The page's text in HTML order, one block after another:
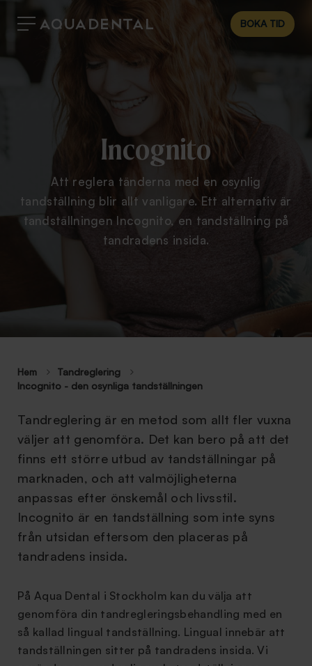
BOKA TID
Incognito
Att reglera tänderna med en osynlig
tandställning blir allt vanligare. Ett alternativ är
tandställningen Incognito, en tandställning på
tandradens insida.
Hem
Tandreglering
Incognito - den osynliga tandställningen
Tandreglering är en metod som allt fler vuxna
väljer att genomföra. Det kan bero på att det
finns ett större utbud av tandställningar på
marknaden, och att valmöjligheterna
anpassas efter önskemål och livsstil.
Incognito är en tandställning som inte syns
från utsidan eftersom den placeras på
tandradens insida.
På Aqua Dental i Stockholm kan du välja att
genomföra din tandregleringsbehandling med en
så kallad lingual tandställning. Lingual innebär att
tandställningen sitter på tandradens insida. Vi